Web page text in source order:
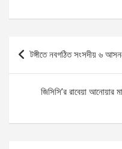
ce
o
o
se
n
g
er
at
s
A
p
Post
navigation
টঙ্গীতে নবগঠিত সংসদীয় ৬
জিসিসি’র রাবেয়া আনোয়ার